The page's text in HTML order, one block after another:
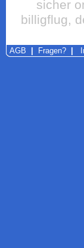
sicher
billigflug,
AGB Fragen?